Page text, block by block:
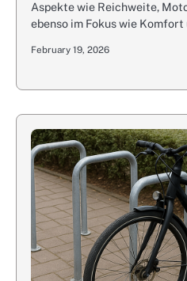
Aspekte wie Reichweite,
ebenso im Fokus wie
February 19, 2026